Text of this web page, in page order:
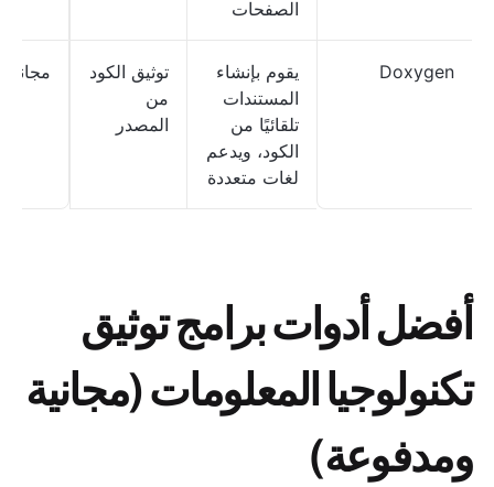
الصفحات
Doxygen
يقوم بإنشاء
المستندات
تلقائيًا من
الكود، ويدعم
لغات متعددة
توثيق الكود
من
المصدر
مجاني
أفضل أدوات برامج توثيق
تكنولوجيا المعلومات (مجانية
ومدفوعة)